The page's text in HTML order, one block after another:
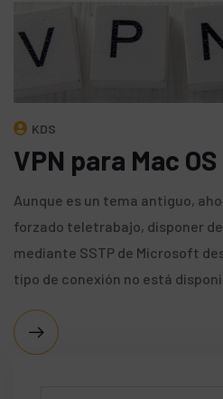
KDS
VPN para Mac
Aunque es un tema antiguo,
forzado teletrabajo, disponer
mediante SSTP de Microsoft
tipo de conexión no está